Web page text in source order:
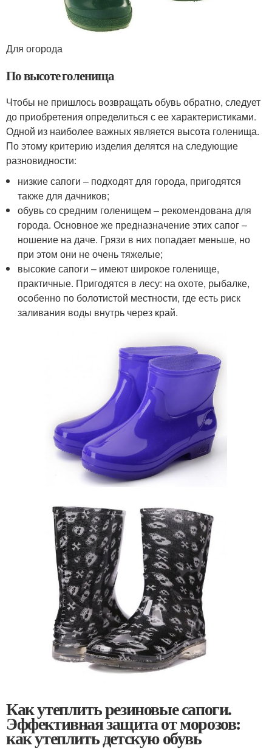
Для огорода
По высоте голенища
Чтобы не пришлось возвращать обувь обратно, следует
до приобретения определиться с ее характеристиками.
Одной из наиболее важных является высота голенища.
По этому критерию изделия делятся на следующие
разновидности:
низкие сапоги – подходят для города, пригодятся
также для дачников;
обувь со средним голенищем – рекомендована для
города. Основное же предназначение этих сапог –
ношение на даче. Грязи в них попадает меньше, но
при этом они не очень тяжелые;
высокие сапоги – имеют широкое голенище,
практичные. Пригодятся в лесу: на охоте, рыбалке,
особенно по болотистой местности, где есть риск
заливания воды внутрь через край.
Как утеплить резиновые сапоги.
Эффективная защита от морозов:
как утеплить детскую обувь